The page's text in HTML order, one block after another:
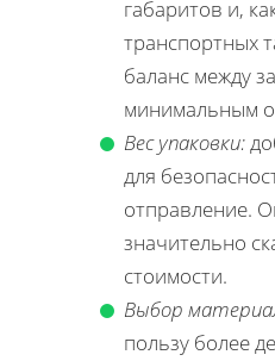
габаритов и,
транспортных
баланс между
минимальным
Вес упаковки:
для
отправление.
значительно
стоимости.
Выбор
пользу более